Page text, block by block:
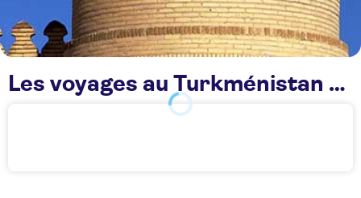
Les voyages au Turkménistan TUI